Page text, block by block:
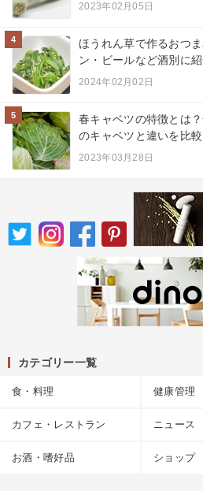
2023年02月05日
4
ほうれん草で作るおつ
ン・ビールなど酒別に紹
2024年02月02日
5
春キャベツの特徴とは
のキャベツと違いを比較
2023年03月28日
カテゴリー一覧
食・料理 健康管理
カフェ・レストラン ニュース
お酒・嗜好品 ショップ